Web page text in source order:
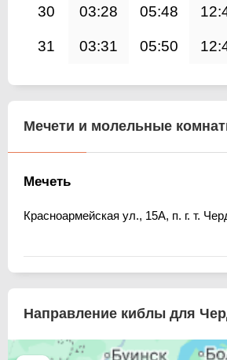
30 03:28 05:48
31 03:31 05:50
Мечети и молельные
Мечеть
Красноармейская ул., 15А, п. г. т.
Направление киблы для